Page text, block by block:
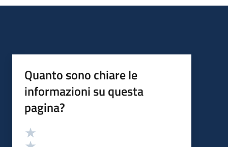
Quanto sono chiare le
informazioni su questa
pagina?
Valutazione